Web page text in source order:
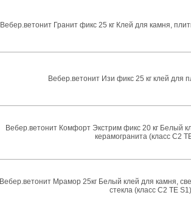
Вебер.ветонит Гранит фикс 25 кг Клей для камня,
Вебер.ветонит Изи фикс 25 кг клей для
Вебер.ветонит Комфорт Экстрим фикс 20 кг Белый
керамогранита (класс С2
Вебер.ветонит Мрамор 25кг Белый клей для камня,
стекла (класс С2 TE S1)